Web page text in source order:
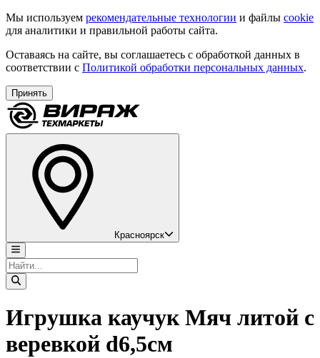
Мы используем рекомендательные технологии и файлы cookie
для аналитики и правильной работы сайта.
Оставаясь на сайте, вы соглашаетесь с обработкой данных в
соответствии с Политикой обработки персональных данных.
Принять
Красноярск
Игрушка каучук Мяч литой с
веревкой d6,5см